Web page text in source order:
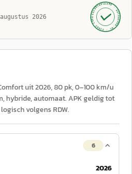
2026 GECONTROLEERD ·
AUTOKOPEN.NL
· SINDS 1999 ·
uit 2026, 80 pk, 0–100 km/u
hybride, automaat. APK geldig tot
volgens RDW.
6
2026